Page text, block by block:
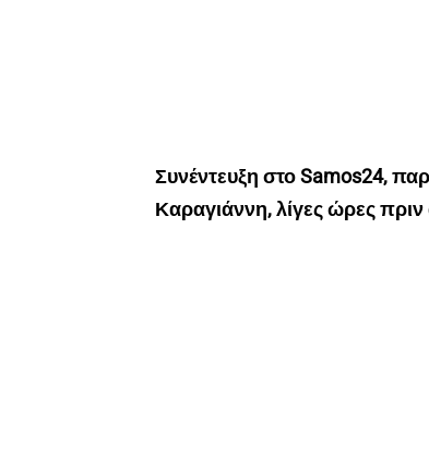
Συνέντευξη στο Samos24,
Καραγιάννη, λίγες ώρες